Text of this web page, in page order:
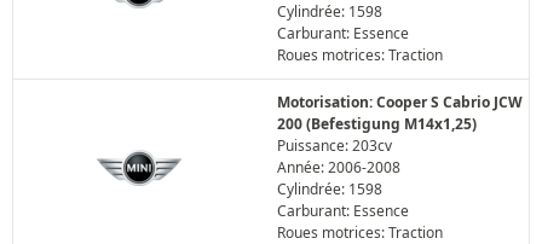
Cylindrée: 1598
Carburant: Essence
Roues motrices: Traction
Motorisation: Cooper S Cabrio JCW
200 (Befestigung M14x1,25)
Puissance: 203cv
Année: 2006-2008
Cylindrée: 1598
Carburant: Essence
Roues motrices: Traction